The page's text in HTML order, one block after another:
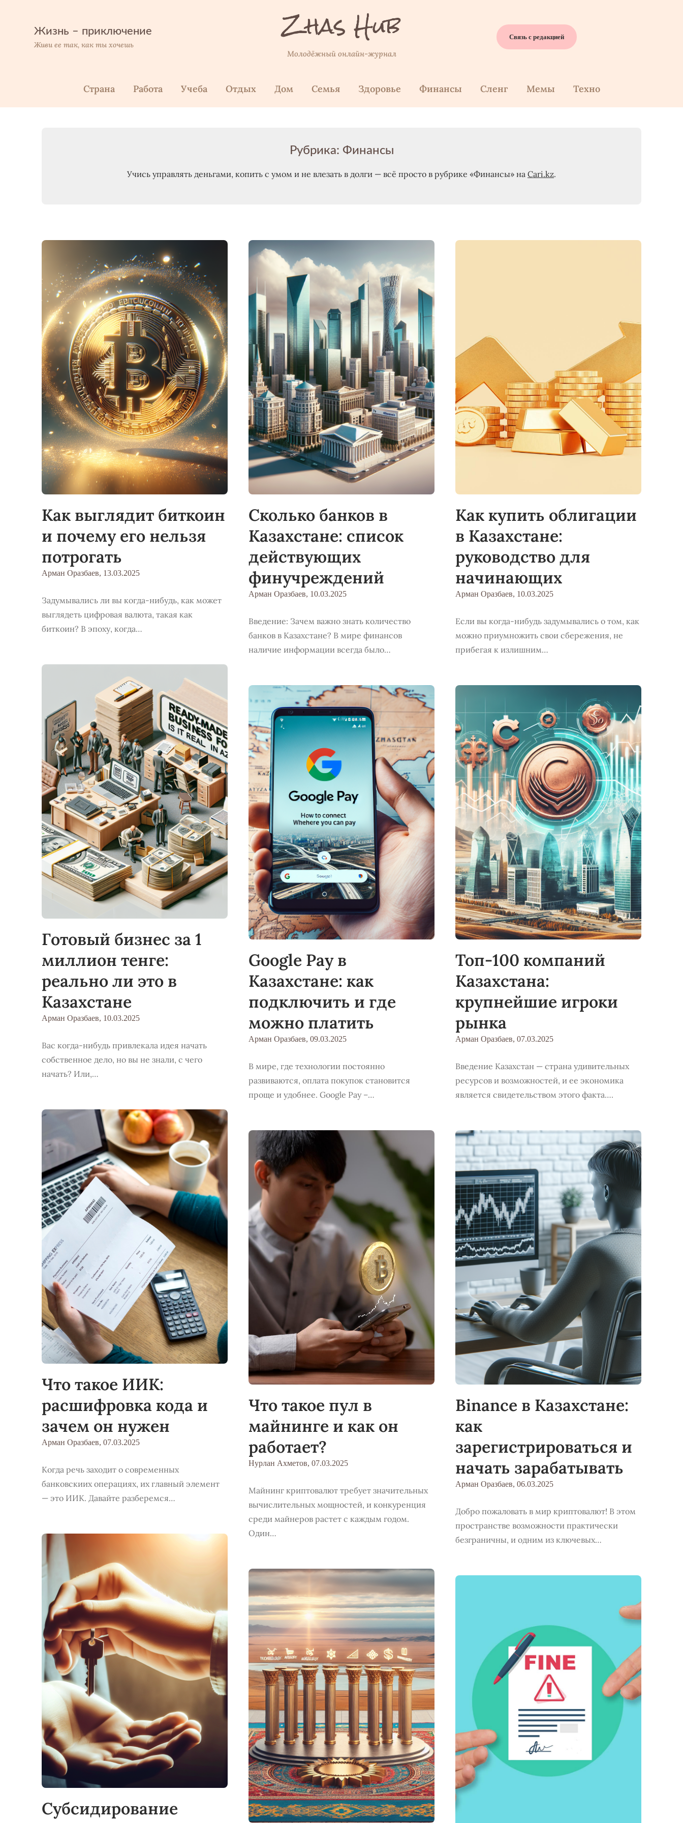
содержимомуЖизнь – приключение
Живи ее так, как ты хочешь Zhas Hub
Молодёжный онлайн-журнал
Связь с редакцией
Страна Работа Учеба Отдых Дом Семья Здоровье Финанcы Сленг Мемы Техно
Рубрика: Финанcы
Учись управлять деньгами, копить с умом и не влезать в долги — всё просто в рубрике «Финансы» на Cari.kz.
Как выглядит биткоин
и почему его нельзя
потрогать
Арман Оразбаев, 13.03.2025
Задумывались ли вы когда-нибудь, как может
выглядеть цифровая валюта, такая как
биткоин? В эпоху, когда…
Готовый бизнес за 1
миллион тенге:
реально ли это в
Казахстане
Арман Оразбаев, 10.03.2025
Вас когда-нибудь привлекала идея начать
собственное дело, но вы не знали, с чего
начать? Или,…
Что такое ИИК:
расшифровка кода и
зачем он нужен
Арман Оразбаев, 07.03.2025
Когда речь заходит о современных
банковскиих операциях, их главный элемент
— это ИИК. Давайте разберемся…
Субсидирование
Сколько банков в
Казахстане: список
действующих
финучреждений
Арман Оразбаев, 10.03.2025
Введение: Зачем важно знать количество
банков в Казахстане? В мире финансов
наличие информации всегда было…
Google Pay в
Казахстане: как
подключить и где
можно платить
Арман Оразбаев, 09.03.2025
В мире, где технологии постоянно
развиваются, оплата покупок становится
проще и удобнее. Google Pay –…
Что такое пул в
майнинге и как он
работает?
Нурлан Ахметов, 07.03.2025
Майнинг криптовалют требует значительных
вычислительных мощностей, и конкуренция
среди майнеров растет с каждым годом.
Один…
Как купить облигации
в Казахстане:
руководство для
начинающих
Арман Оразбаев, 10.03.2025
Если вы когда-нибудь задумывались о том, как
можно приумножить свои сбережения, не
прибегая к излишним…
Топ-100 компаний
Казахстана:
крупнейшие игроки
рынка
Арман Оразбаев, 07.03.2025
Введение Казахстан — страна удивительных
ресурсов и возможностей, и ее экономика
является свидетельством этого факта….
Binance в Казахстане:
как
зарегистрироваться и
начать зарабатывать
Арман Оразбаев, 06.03.2025
Добро пожаловать в мир криптовалют! В этом
пространстве возможности практически
безграничны, и одним из ключевых…